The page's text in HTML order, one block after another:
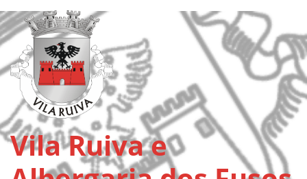
Vila Ruiva e